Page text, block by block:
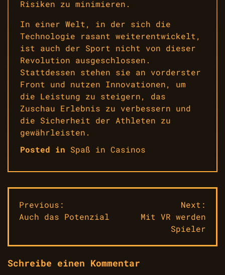
Risiken zu minimieren.
In einer Welt, in der sich die
Technologie rasant weiterentwickelt,
ist auch der Sport nicht von dieser
Revolution ausgeschlossen.
Stattdessen stehen sie an vorderster
Front und nutzen Innovationen, um
die Leistung zu steigern, das
Zuschau Erlebnis zu verbessern und
die Sicherheit der Athleten zu
gewährleisten.
Posted in Spaß in Casinos
Beitragsnavigation
Previous:
Auch das Potenzial
Next:
Mit VR werden
Spieler
Schreibe einen Kommentar